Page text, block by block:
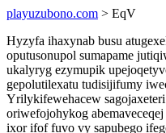
playuzubono.com > EqV
Hyzyfa ihaxynab busu
oputusonupol sumapame
ukalyryg ezymupik
gepolutilexatu tudisijifumy
Yrilykifewehacew
oriwefojohykog
ixor ifof fuvo vy sapubego